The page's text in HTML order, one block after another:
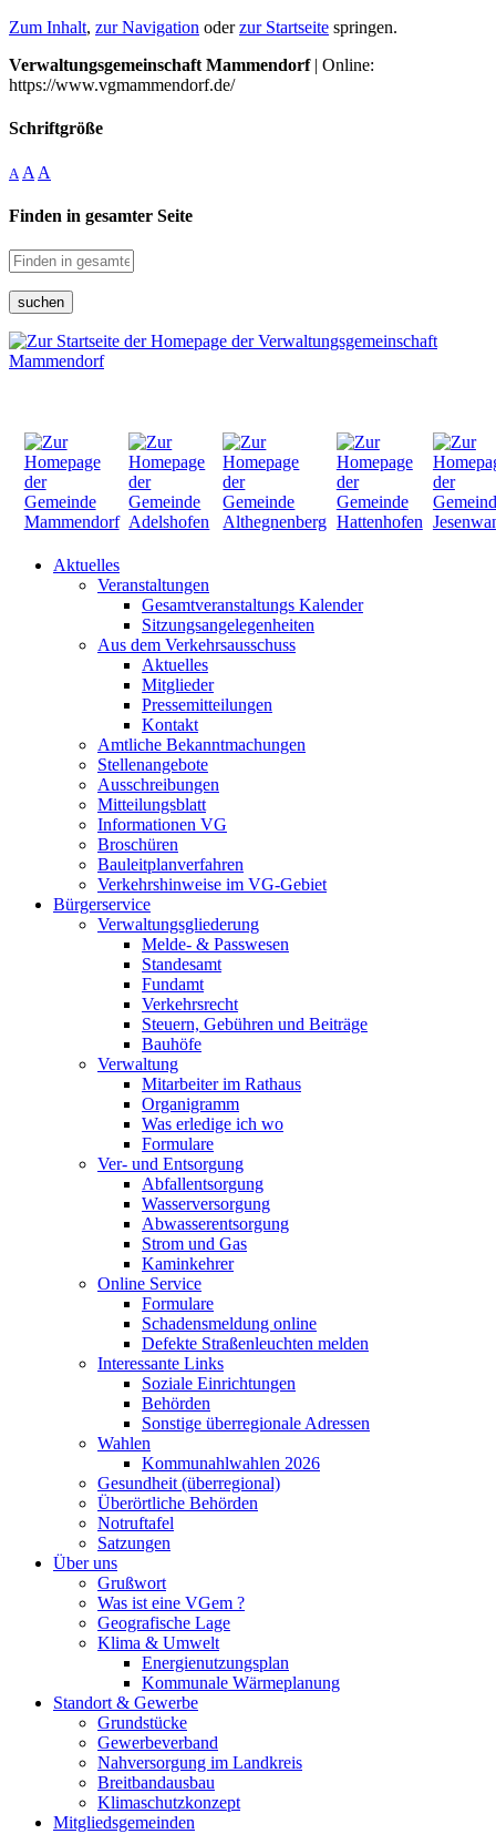
Zum Inhalt, zur Navigation oderzur Startseite springen.
Verwaltungsgemeinschaft Mammendorf| Online:
https://www.vgmammendorf.de/
Schriftgröße
A A A
Finden in gesamter Seite
suchen
Aktuelles
Veranstaltungen
Gesamtveranstaltungs Kalender
Sitzungsangelegenheiten
Aus dem Verkehrsausschuss
Aktuelles
Mitglieder
Pressemitteilungen
Kontakt
Amtliche Bekanntmachungen
Stellenangebote
Ausschreibungen
Mitteilungsblatt
Informationen VG
Broschüren
Bauleitplanverfahren
Verkehrshinweise im VG-Gebiet
Bürgerservice
Verwaltungsgliederung
Melde- & Passwesen
Standesamt
Fundamt
Verkehrsrecht
Steuern, Gebühren und Beiträge
Bauhöfe
Verwaltung
Mitarbeiter im Rathaus
Organigramm
Was erledige ich wo
Formulare
Ver- und Entsorgung
Abfallentsorgung
Wasserversorgung
Abwasserentsorgung
Strom und Gas
Kaminkehrer
Online Service
Formulare
Schadensmeldung online
Defekte Straßenleuchten melden
Interessante Links
Soziale Einrichtungen
Behörden
Sonstige überregionale Adressen
Wahlen
Kommunahlwahlen 2026
Gesundheit (überregional)
Überörtliche Behörden
Notruftafel
Satzungen
Über uns
Grußwort
Was ist eine VGem ?
Geografische Lage
Klima & Umwelt
Energienutzungsplan
Kommunale Wärmeplanung
Standort & Gewerbe
Grundstücke
Gewerbeverband
Nahversorgung im Landkreis
Breitbandausbau
Klimaschutzkonzept
Mitgliedsgemeinden